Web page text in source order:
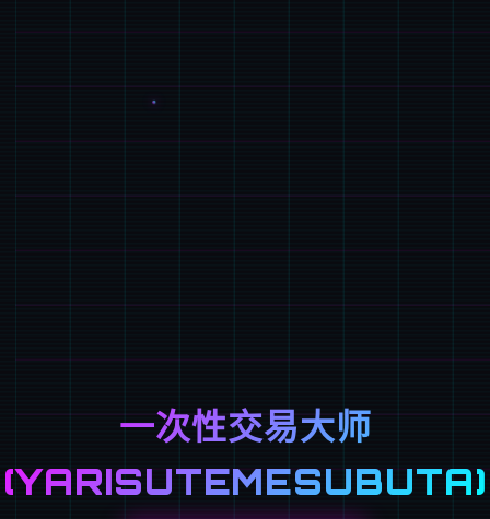
一次性交易大师
(YARISUTEMESUBUTA)